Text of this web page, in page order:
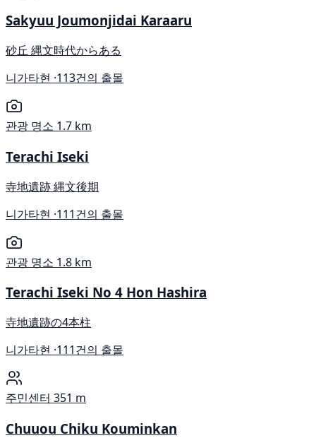
Sakyuu Joumonjidai Karaaru
砂丘 縄文時代からある
니가타현 ·113건의 출몰
관광 명소 1.7 km
Terachi Iseki
寺地遺跡 縄文後期
니가타현 ·111건의 출몰
관광 명소 1.8 km
Terachi Iseki No 4 Hon Hashira
寺地遺跡の4本柱
니가타현 ·111건의 출몰
주민센터 351 m
Chuuou Chiku Kouminkan